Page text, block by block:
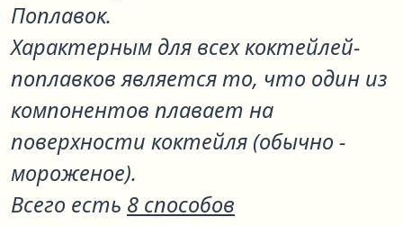
Поплавок.
Характерным для всех коктейлей-
поплавков является то, что один из
компонентов плавает на
поверхности коктейля (обычно -
мороженое).
Всего есть 8 способов